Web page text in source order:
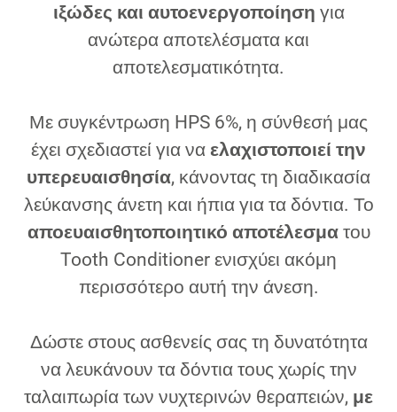
ιξώδες και αυτοενεργοποίηση για
ανώτερα αποτελέσματα και
αποτελεσματικότητα.
Με συγκέντρωση HPS 6%, η σύνθεσή μας
έχει σχεδιαστεί για να ελαχιστοποιεί την
υπερευαισθησία, κάνοντας τη διαδικασία
λεύκανσης άνετη και ήπια για τα δόντια. Το
αποευαισθητοποιητικό αποτέλεσματου
Tooth Conditioner ενισχύει ακόμη
περισσότερο αυτή την άνεση.
Δώστε στους ασθενείς σας τη δυνατότητα
να λευκάνουν τα δόντια τους χωρίς την
ταλαιπωρία των νυχτερινών θεραπειών, με